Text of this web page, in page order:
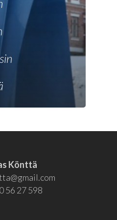
Könttä
56 27 598
Joonas
Vaalit
Osallistu